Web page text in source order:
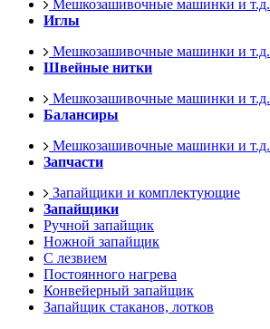
Мешкозашивочные машинки и т.д.
Иглы
Мешкозашивочные машинки и т.д.
Швейные нитки
Мешкозашивочные машинки и т.д.
Балансиры
Мешкозашивочные машинки и т.д.
Запчасти
Запайщики и комплектующие
Запайщики
Ручной запайщик
Ножной запайщик
С лезвием
Постоянного нагрева
Конвейерный запайщик
Запайщик стаканов, лотков